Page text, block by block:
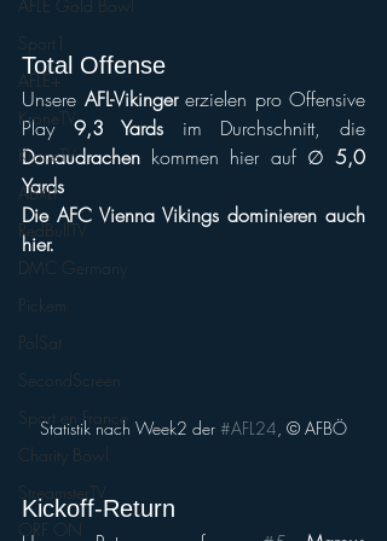
AFLE Gold Bowl
Sport1
AFLE+
KroneTV
KroneTV
ABXLI
RedBullTV
DMC Germany
Pickem
PolSat
SecondScreen
Sport en France
Charity Bowl
StreamsterTV
ORF ON
Total Offense
Unsere AFL-Vikinger erzielen pro Offensive
Play 9,3 Yards
Donaudrachen kommen hier auf ∅ 5,0
Yards
Die AFC Vienna Vikings dominieren auch
hier.
Statistik nach Week2 der #AFL24, © AFBÖ
Kickoff-Return